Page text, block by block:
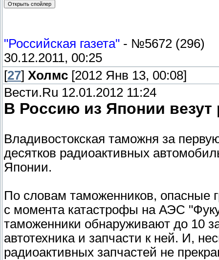
"Российская газета" - №5672 (296)
30.12.2011, 00:25
[27] Холмс [2012 Янв 13, 00:08]
Вести.Ru 12.01.2012 11:24
В Россию из Японии везут
Владивостокская таможня за
десятков радиоактивных
Японии.
По словам таможенников, опасные
с момента катастрофы на АЭС
таможенники обнаруживают до 10
автотехника и запчасти к ней. И,
радиоактивных запчастей не